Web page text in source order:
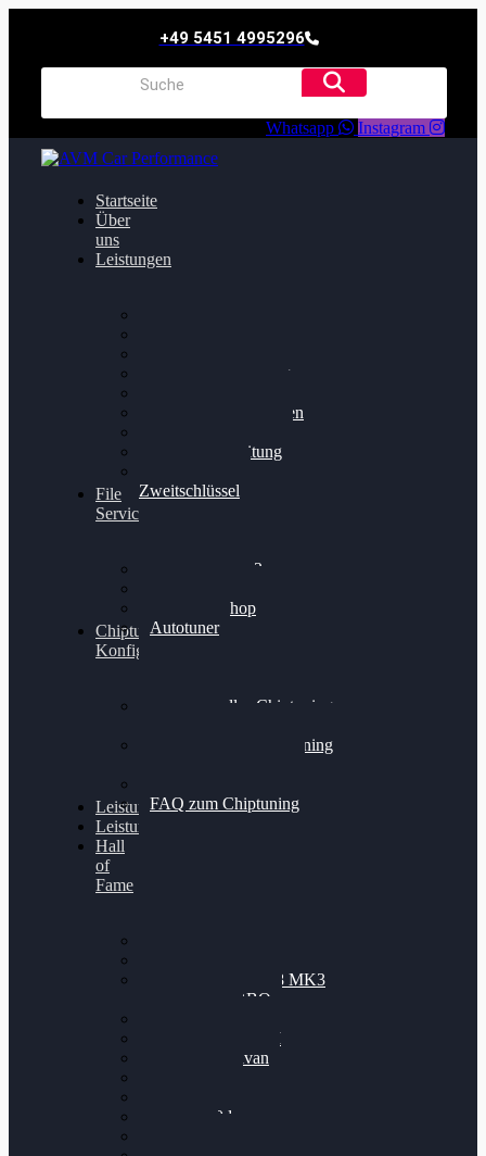
+49 5451 4995296
Whatsapp Instagram
Startseite
Über
uns
Leistungen
Getriebeoptimierung
Bremsscheiben planen
Felgenaufbereitung
Zweitschlüssel
File
Service
Alientech Kess3
Alientech Shop
Autotuner
Chiptuning
Konfigurator
Professionelles Chiptuning
Professionelles Chiptuning
FAQ zum Chiptuning
Leistungsmessung
Leistungsprüfstand
Hall
of
Fame
Nissan GT-R35 3.8 MK3
V6 TWINTURBO
VW Passat 2.0TDI
VW T6 Multivan
BMW 120d